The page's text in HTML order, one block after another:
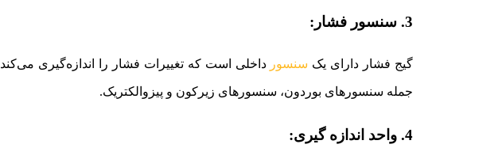
3. سنسور فشار:
گیج فشار دارای یک سنسور داخلی است که تغییرات فشار را اندازه‌گیری
جمله سنسورهای بوردون، سنسورهای زیرکون و پیزوالکتریک.
4. واحد اندازه‌ گیری: